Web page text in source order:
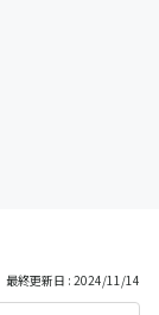
最終更新日 : 2024/11/14